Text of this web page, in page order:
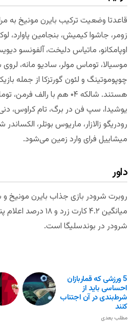
قاعدتا وضعیت ترکیب بایرن مونیخ به
زومر، جاشوا کیمیش، بنجامین پاوارد،
اوپامکانو، ماتیاس دلیخت، آلفونسو
موسیالا، توماس مولر، سادیو مانه،
چوپوموتینگ و لئون گورتزکا از جمله
هستند. شالکه ۰۴ هم با رالف
یوشیدا، سپ فن در برگ، تام کراوس، دنی
رودریگو زالازار، ماریوس بوتلر،
میشاییل فرای وارد زمین می‌شود.
داور
میانگین ۴.۲ کارت زرد
شرودر در بوندسلیگا است.
5 ورزشی که قماربازان
احساسی باید از
شرط‌بندی در آن اجتناب
کنند
مطلب بعدی